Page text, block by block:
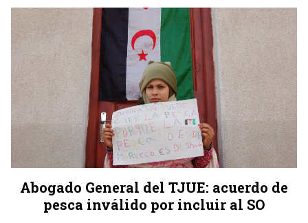
Abogado General del TJUE: acuerdo de
pesca inválido por incluir al SO